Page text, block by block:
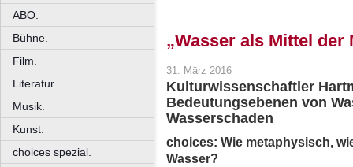
ABO.
Bühne.
Film.
Literatur.
Musik.
Kunst.
choices spezial.
„Wasser als Mittel der
31. März 2016
Kulturwissenschaftler
Bedeutungsebenen von
Wasserschaden
choices: Wie metaphysisch,
Wasser?